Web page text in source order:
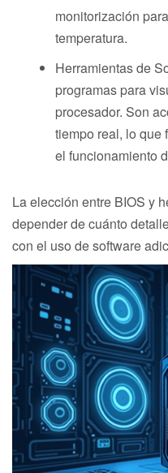
monitorización
temperatura.
Herramientas de
programas para
procesador. Son
tiempo real, lo que
el funcionamiento
La elección entre BIOS y
depender de cuánto
con el uso de software